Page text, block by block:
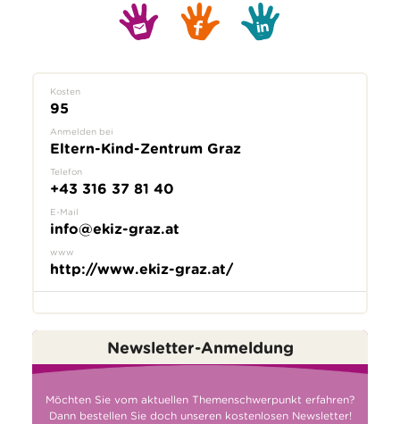
Kosten
95
Anmelden bei
Eltern-Kind-Zentrum Graz
Telefon
+43 316 37 81 40
E-Mail
info@ekiz-graz.at
www
http://www.ekiz-graz.at/
Newsletter-Anmeldung
Möchten Sie vom aktuellen Themenschwerpunkt erfahren?
Dann bestellen Sie doch unseren kostenlosen Newsletter!